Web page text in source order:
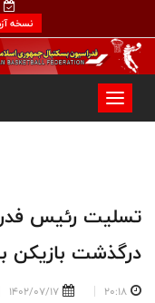
نسخه
تسلیت رئیس
درگذشت بازیکن
20:18
1402/07/17